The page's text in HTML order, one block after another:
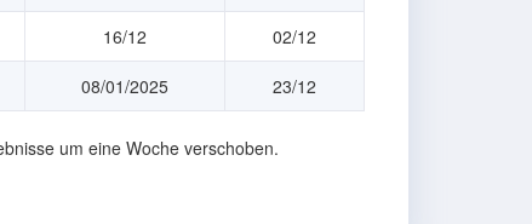
16/12 02/12
08/01/2025 23/12
um eine Woche verschoben.